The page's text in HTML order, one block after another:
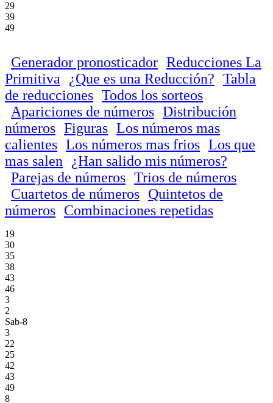
29
39
49
Generador pronosticador Reducciones La
Primitiva
¿Que es una Reducción? Tabla
de reducciones Todos los sorteos
Apariciones de números Distribución
números Figuras Los números mas
calientes Los números mas frios Los que
mas salen
¿Han salido mis números?
Parejas de números Trios de números
Cuartetos de números Quintetos de
números Combinaciones repetidas
19
30
35
38
43
46
3
2
Sab-8
3
22
25
42
43
49
8